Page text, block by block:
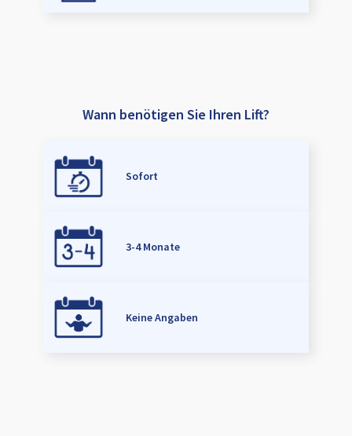
Wann benötigen Sie Ihren Lift?
Sofort
3-4 Monate
Keine Angaben